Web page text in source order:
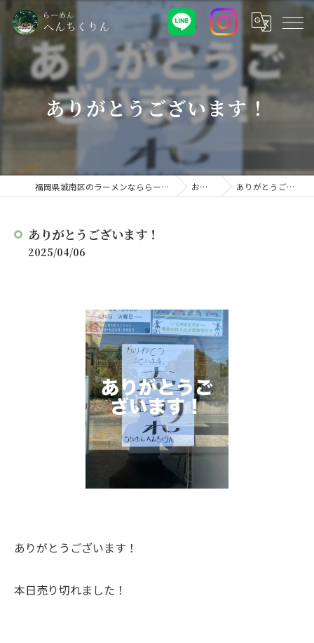
ありがとうございます！
福岡県城南区のラーメンなららーめん へんちくりん お知らせ ありがとうございます！
ありがとうございます！
2025/04/06
ありがとうございます！
本日売り切れました！